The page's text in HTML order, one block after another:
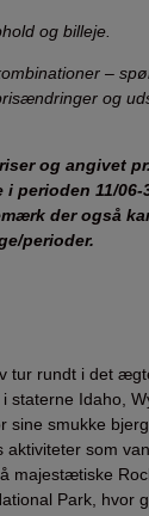
og billeje.
–
og
og angivet
perioden 11/06-
der også
perioder.
tur rundt i det
staterne Idaho,
sine smukke
som
majestætiske
Park, hvor